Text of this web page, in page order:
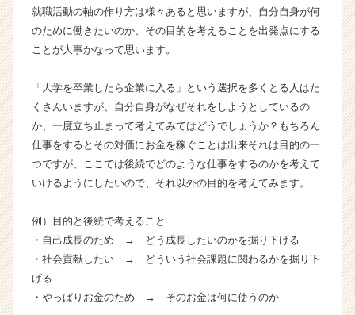
ト
キ
リ
ア
（C
h
e
r
a
r
e
r）
就職活動の軸の作り方は様々あると思いますが、自分自身が何
のために働きたいのか、その目的を考えることを出発点にする
ことが大事かなって思います。
「大学を卒業したら企業に入る」という選択を多くとる人はた
くさんいますが、自分自身がなぜそれをしようとしているの
か、一度立ち止まって考えてみてはどうでしょうか？もちろん
仕事をするとその対価にお金を稼ぐことは出来それは目的の一
つですが、ここでは後続でどのような仕事をするのかを考えて
いけるようにしたいので、それ以外の目的を考えてみます。
例）目的と後続で考えること
・自己成長のため → どう成長したいのかを掘り下げる
・社会貢献したい → どういう社会課題に関わるかを掘り下
げる
・やっぱりお金のため → そのお金は何に使うのか